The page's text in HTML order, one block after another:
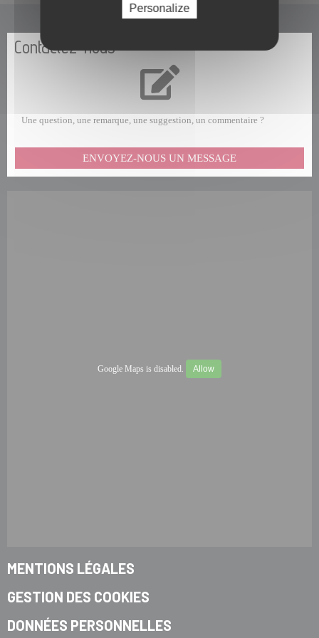
Contactez-nous
Une question, une remarque, une suggestion, un commentaire ?
ENVOYEZ-NOUS UN MESSAGE
Google Maps is disabled. Allow
MENTIONS LÉGALES
GESTION DES COOKIES
DONNÉES PERSONNELLES
Personalize